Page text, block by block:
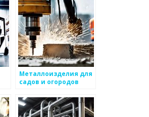
Металлоизделия для
садов и огородов